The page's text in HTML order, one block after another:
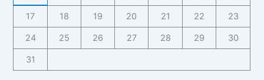
17 18 19 20 21 22 23
24 25 26 27 28 29 30
31